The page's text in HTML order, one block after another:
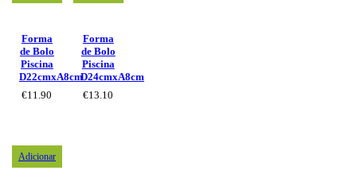
Forma
de Bolo
Piscina
D22cmxA8cm
€11.90
Forma
de Bolo
Piscina
D24cmxA8cm
€13.10
Adicionar